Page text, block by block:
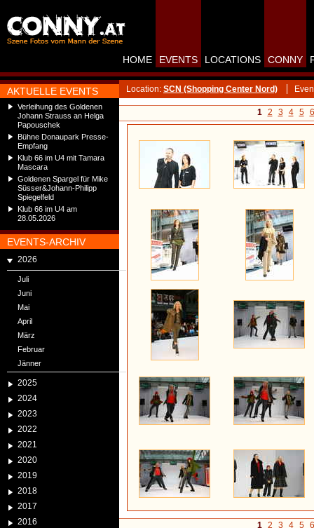
AKTUELLE EVENTS
Verleihung des Goldenen
Johann Strauss an Helga
Papouschek
Bühne Donaupark Presse-
Empfang
Klub 66 im U4 mit Tamara
Mascara
Goldenen Spargel für Mike
Süsser&Johann-Philipp
Spiegelfeld
Klub 66 im U4 am
28.05.2026
EVENTS-ARCHIV
2026
Juli
Juni
Mai
April
März
Februar
Jänner
2025
2024
2023
2022
2021
2020
2019
2018
2017
2016
HOME EVENTS LOCATIONS CONNY
Location: SCN (Shopping Center Nord)
1 2 3 4 5 6
1 2 3 4 5 6